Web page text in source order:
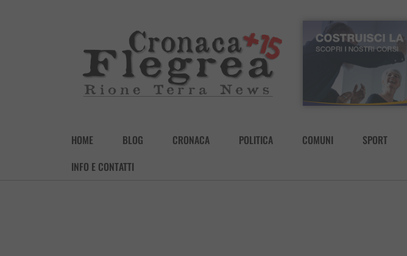
HOME BLOG CRONACA POLITICA COMUNI SPORT
INFO E CONTATTI